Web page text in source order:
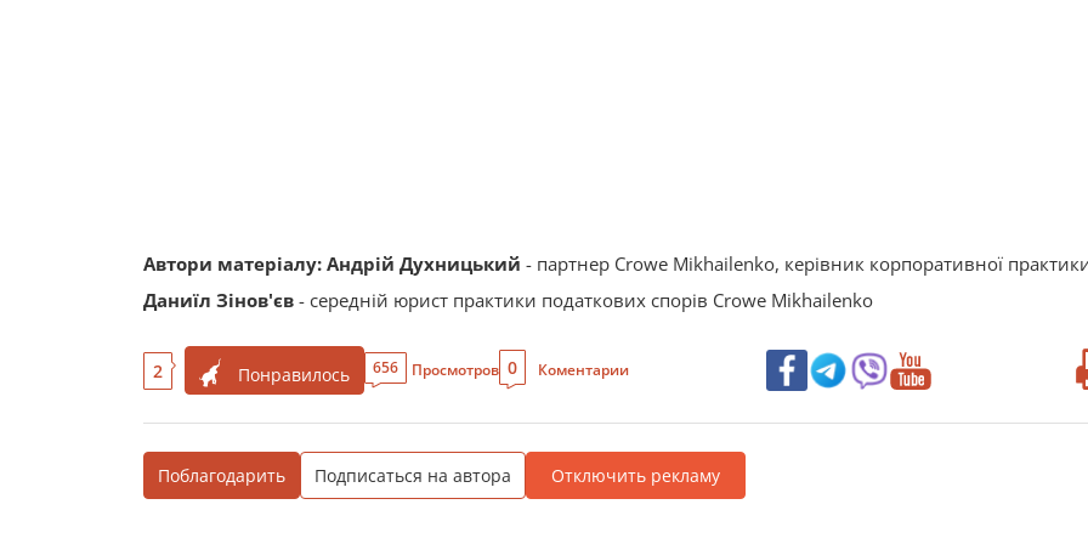
Автори матеріалу: Андрій Духницький - партнер Crowe Mikhailenko, керівник корпоративної
Даниїл Зінов'єв - середній юрист практики податкових спорів Crowe Mikhailenko
2 Понравилось 656 Просмотров 0 Коментарии
Поблагодарить Подписаться на автора Отключить рекламу